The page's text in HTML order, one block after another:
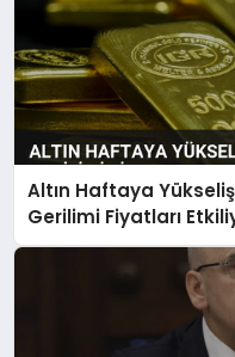
Altın Haftaya
Gerilimi Fiyatları